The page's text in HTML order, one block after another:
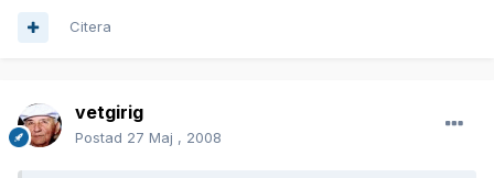
Citera
vetgirig
Postad 27 Maj , 2008